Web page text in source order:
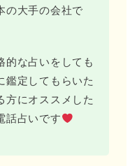
の大手の会社で
的な占いをしても
鑑定してもらいた
方にオススメした
話占いです